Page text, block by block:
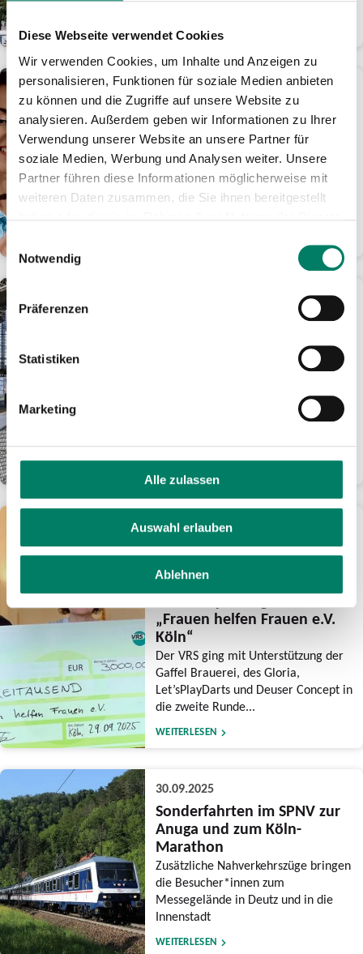
Diese Webseite verwendet Cookies
Wir verwenden Cookies, um Inhalte und Anzeigen zu
personalisieren, Funktionen für soziale Medien anbieten
zu können und die Zugriffe auf unsere Website zu
analysieren. Außerdem geben wir Informationen zu Ihrer
Verwendung unserer Website an unsere Partner für
soziale Medien, Werbung und Analysen weiter. Unsere
Partner führen diese Informationen möglicherweise mit
weiteren Daten zusammen, die Sie ihnen bereitgestellt
Einwilligungsauswahl
Notwendig
Präferenzen
Statistiken
Marketing
Alle zulassen
Auswahl erlauben
Ablehnen
Gesetz wäre laut...
WEITERLESEN
16.10.2025
An- und Abreise gratis: Mit
der VRS eezy.nrw-App zu
„Bonn leuchtet“
Bei Check-in oder Check-out an
verschiedenen Haltepunkten im
Stadtzentrum werden die Kosten
DB nimmt Ende November
Stellwerk für den Kölner
Inbetriebnahme der 2. Baustufe vom
Umfangreiche Fahrplanänderungen
im Fern- und Nahverkehr •...
30.09.2025
Comedienne Mirja
Regensburg unterstützt
auch in diesem Jahr mit
KöllePally-Preisgeld
„Frauen helfen Frauen e.V.
Köln“
Der VRS ging mit Unterstützung der
Gaffel Brauerei, des Gloria,
Let’sPlayDarts und Deuser Concept in
die zweite Runde...
WEITERLESEN
30.09.2025
Sonderfahrten im SPNV zur
Anuga und zum Köln-
Marathon
Zusätzliche Nahverkehrszüge bringen
die Besucher*innen zum
Messegelände in Deutz und in die
Innenstadt
WEITERLESEN